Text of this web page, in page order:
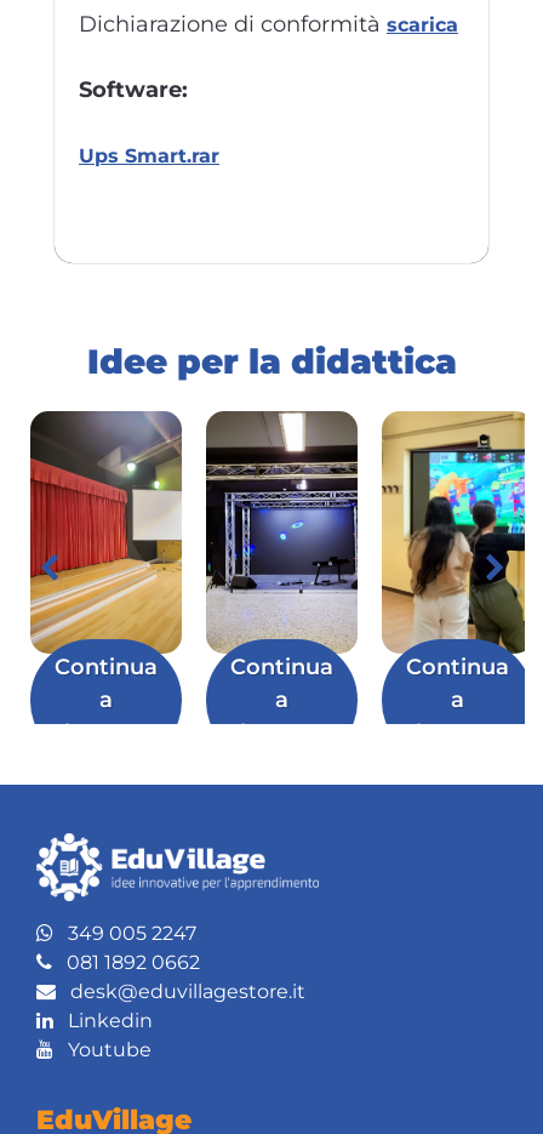
Dichiarazione di conformità scarica
Software:
Ups Smart.rar
Idee per la didattica
Continua
a
leggere
Continua
a
leggere
Continua
a
leggere
349 005 2247
081 1892 0662
desk@eduvillagestore.it
Linkedin
Youtube
EduVillage